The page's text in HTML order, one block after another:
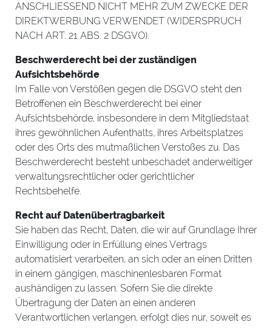
ANSCHLIESSEND NICHT MEHR ZUM ZWECKE DER
DIREKTWERBUNG VERWENDET (WIDERSPRUCH
NACH ART. 21 ABS. 2 DSGVO).
Beschwerderecht bei der zuständigen
Aufsichtsbehörde
Im Falle von Verstößen gegen die DSGVO steht den
Betroffenen ein Beschwerderecht bei einer
Aufsichtsbehörde, insbesondere in dem Mitgliedstaat
ihres gewöhnlichen Aufenthalts, ihres Arbeitsplatzes
oder des Orts des mutmaßlichen Verstoßes zu. Das
Beschwerderecht besteht unbeschadet anderweitiger
verwaltungsrechtlicher oder gerichtlicher
Rechtsbehelfe.
Recht auf Datenübertragbarkeit
Sie haben das Recht, Daten, die wir auf Grundlage Ihrer
Einwilligung oder in Erfüllung eines Vertrags
automatisiert verarbeiten, an sich oder an einen Dritten
in einem gängigen, maschinenlesbaren Format
aushändigen zu lassen. Sofern Sie die direkte
Übertragung der Daten an einen anderen
Verantwortlichen verlangen, erfolgt dies nur, soweit es